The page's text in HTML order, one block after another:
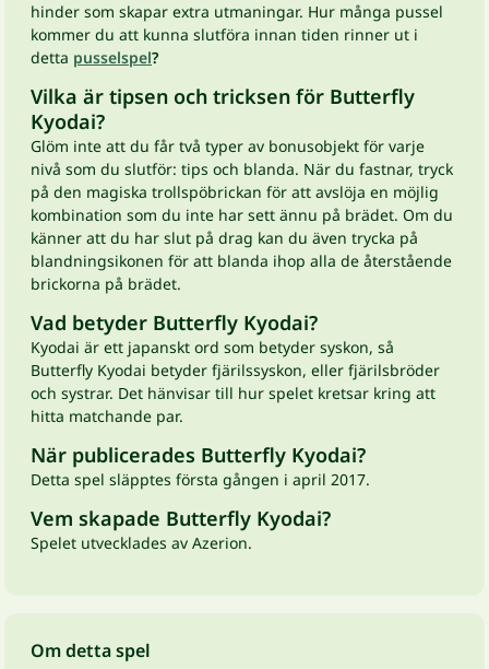
hinder som skapar extra utmaningar. Hur många pussel
kommer du att kunna slutföra innan tiden rinner ut i
detta pusselspel?
Vilka är tipsen och tricksen för Butterfly
Kyodai?
Glöm inte att du får två typer av bonusobjekt för varje
nivå som du slutför: tips och blanda. När du fastnar, tryck
på den magiska trollspöbrickan för att avslöja en möjlig
kombination som du inte har sett ännu på brädet. Om du
känner att du har slut på drag kan du även trycka på
blandningsikonen för att blanda ihop alla de återstående
brickorna på brädet.
Vad betyder Butterfly Kyodai?
Kyodai är ett japanskt ord som betyder syskon, så
Butterfly Kyodai betyder fjärilssyskon, eller fjärilsbröder
och systrar. Det hänvisar till hur spelet kretsar kring att
hitta matchande par.
När publicerades Butterfly Kyodai?
Detta spel släpptes första gången i april 2017.
Vem skapade Butterfly Kyodai?
Spelet utvecklades av Azerion.
Om detta spel